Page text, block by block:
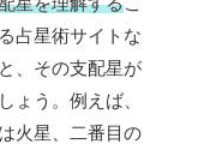
占星術サイトな
、その支配星が
ょう。例えば、
火星、二番目の